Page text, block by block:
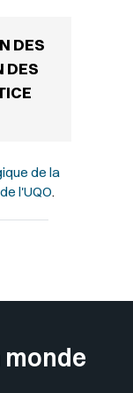
DES
DES
de la
l'UQO.
monde